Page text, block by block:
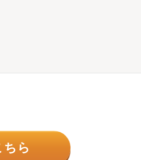
ちら